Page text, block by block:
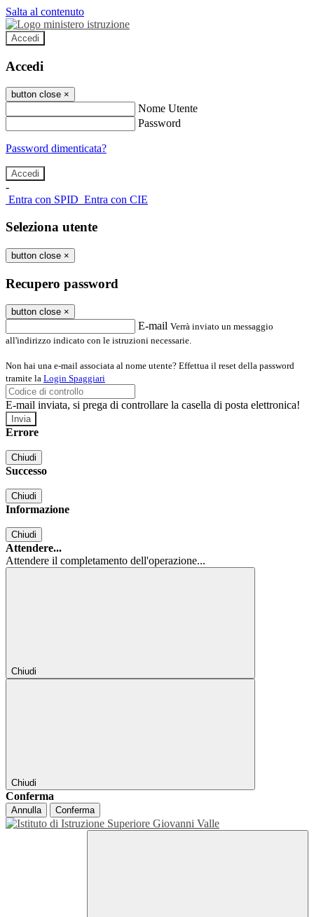
Salta al contenuto
Accedi
Accedi
button close ×
Nome Utente
Password
Password dimenticata?
-
Entra con SPID Entra con CIE
Seleziona utente
button close ×
Recupero password
button close ×
E-mail Verrà inviato un messaggio
all'indirizzo indicato con le istruzioni necessarie.
Non hai una e-mail associata al nome utente? Effettua il reset della password
tramite la Login Spaggiari
E-mail inviata, si prega di controllare la casella di posta elettronica!
Errore
Chiudi
Successo
Chiudi
Informazione
Chiudi
Attendere...
Attendere il completamento dell'operazione...
Chiudi
Chiudi
Conferma
Annulla Conferma